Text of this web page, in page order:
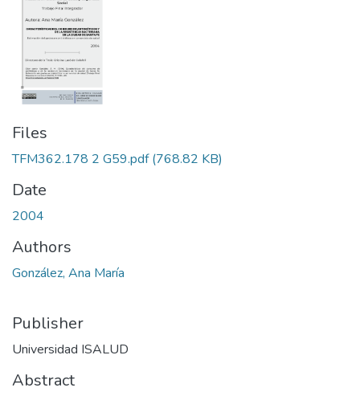
Files
TFM362.178 2 G59.pdf(768.82 KB)
Date
2004
Authors
González, Ana María
Publisher
Universidad ISALUD
Abstract